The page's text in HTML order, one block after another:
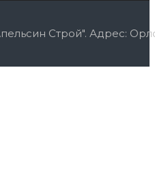
Строй". Адрес: